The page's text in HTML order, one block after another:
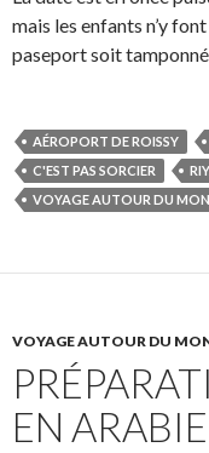
mais les enfants n’y
paseport soit
AÉROPORT DE ROISSY
C'EST PAS SORCIER
VOYAGE AUTOUR DU
VOYAGE AUTOUR DU
EN